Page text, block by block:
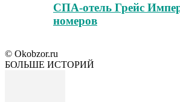
СПА-отель Грейс
номеров
© Okobzor.ru
БОЛЬШЕ ИСТОРИЙ